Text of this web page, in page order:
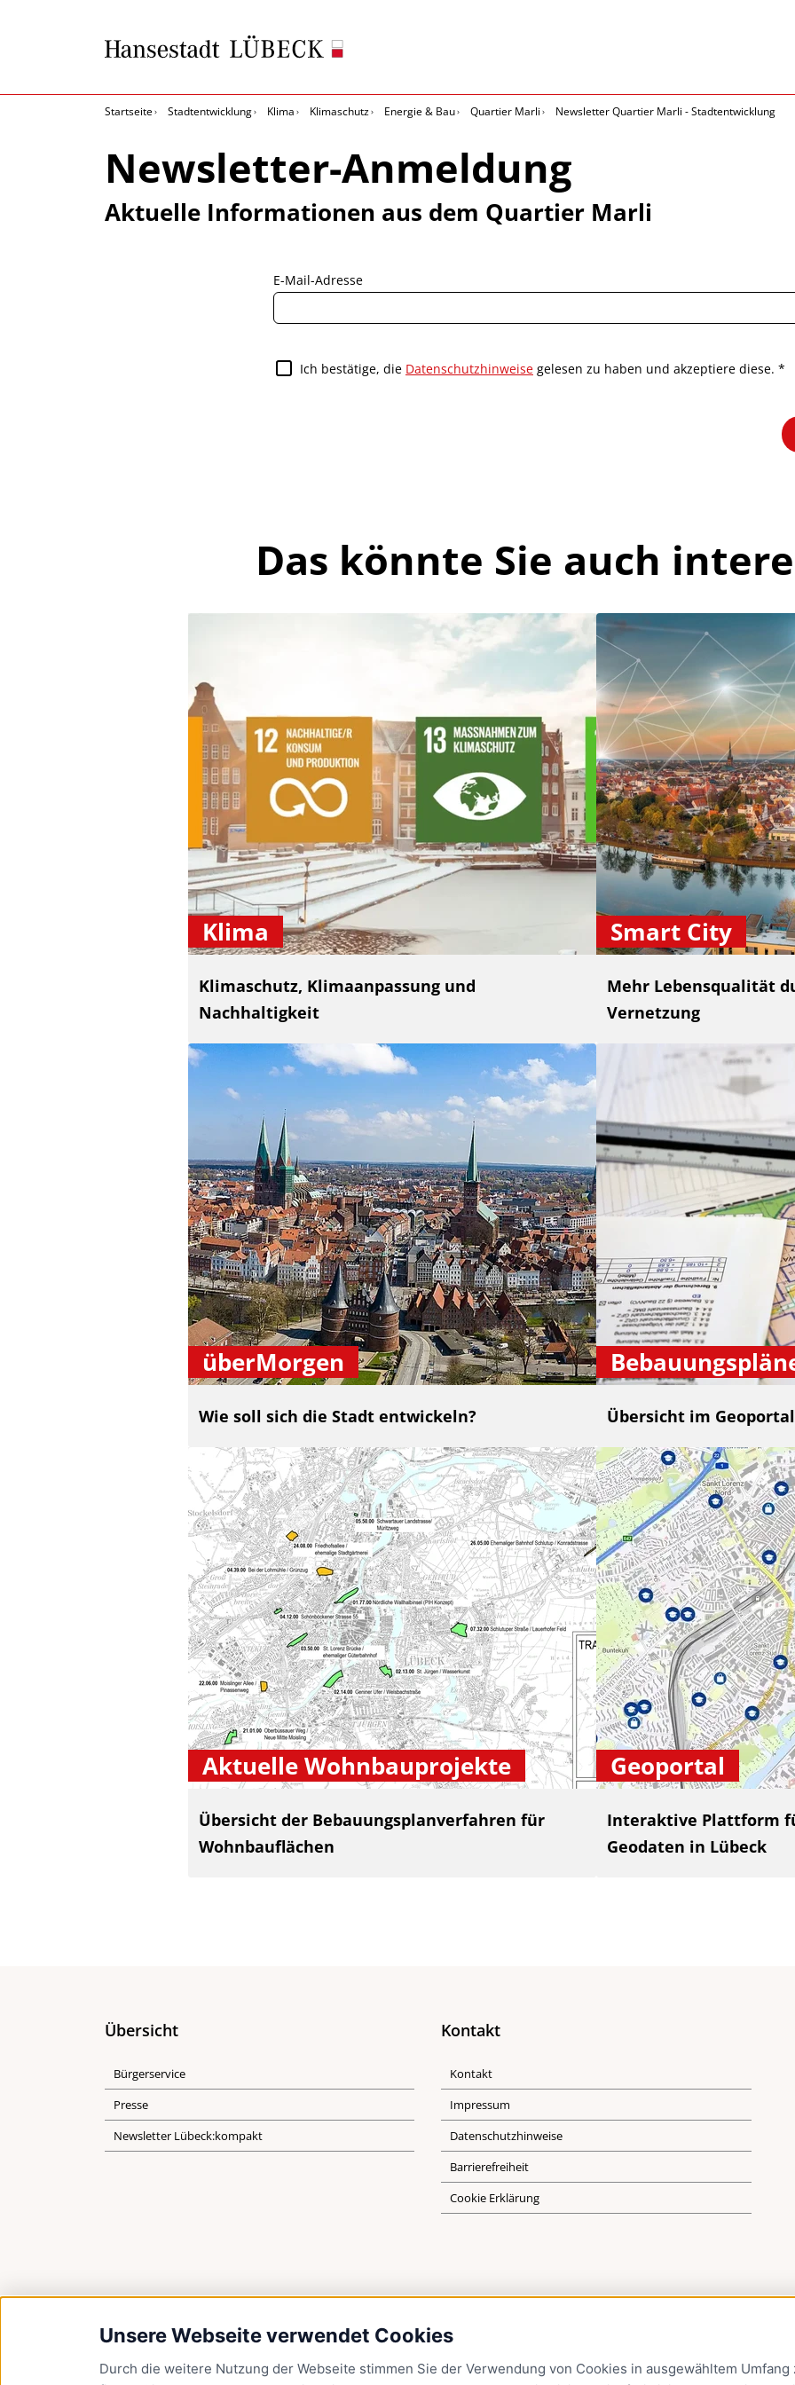
Unsere Webseite verwendet Cookies
Durch die weitere Nutzung der Webseite stimmen Sie der Verwendung von Cookies in ausgewähltem Umfang
Startseite Stadtentwicklung Klima Klimaschutz Energie & Bau Quartier Marli Newsletter Quartier Marli - Stadtentwicklung
Newsletter-Anmeldung
Aktuelle Informationen aus dem Quartier Marli
E-Mail-Adresse
Ich bestätige, die Datenschutzhinweise gelesen zu haben und akzeptiere diese. *
Das könnte Sie auch
Klima
Klimaschutz, Klimaanpassung und
Nachhaltigkeit
Smart City
Mehr Lebensqualität
Vernetzung
überMorgen
Wie soll sich die Stadt entwickeln? Übersicht im Geoportal
Aktuelle Wohnbauprojekte
Übersicht der Bebauungsplanverfahren für
Wohnbauflächen
Geoportal
Interaktive Plattform
Geodaten in Lübeck
Übersicht
Bürgerservice
Presse
Newsletter Lübeck:kompakt
Kontakt
Kontakt
Impressum
Datenschutzhinweise
Barrierefreiheit
Cookie Erklärung